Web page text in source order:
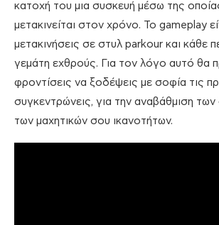
κατοχή του μια συσκευή μέσω της
μετακινείται στον χρόνο. Το gameplay
μετακινήσεις σε στυλ parkour και κάθε
γεμάτη εχθρούς. Για τον λόγο αυτό θα
φροντίσεις να ξοδέψεις με σοφία τις
συγκεντρώνεις, για την αναβάθμιση των
των μαχητικών σου ικανοτήτων.